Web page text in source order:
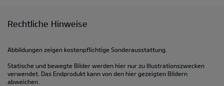
Rechtliche Hinweise
Abbildungen zeigen kostenpflichtige Sonderausstattung.
Statische und bewegte Bilder werden hier nur zu Illustrationszwecken
verwendet. Das Endprodukt kann von den hier gezeigten Bildern
abweichen.